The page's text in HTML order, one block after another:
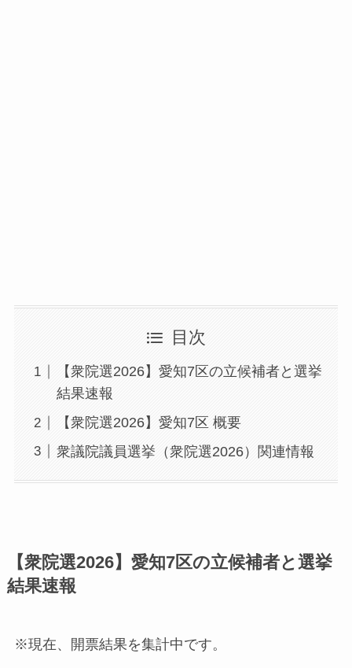
目次
【衆院選2026】愛知7区の立候補者と選挙
結果速報
【衆院選2026】愛知7区 概要
衆議院議員選挙（衆院選2026）関連情報
【衆院選2026】愛知7区の立候補者と選挙
結果速報
※現在、開票結果を集計中です。